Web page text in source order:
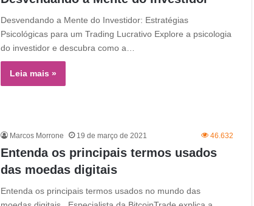
Desvendando a Mente do Investidor: Estratégias
Psicológicas para um Trading Lucrativo Explore a psicologia
do investidor e descubra como a…
Leia mais »
Marcos Morrone 19 de março de 2021 46.632
Entenda os principais termos usados
das moedas digitais
Entenda os principais termos usados no mundo das